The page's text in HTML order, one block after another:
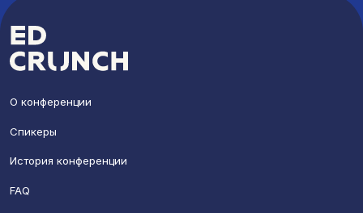
О конференции
Спикеры
История конференции
FAQ